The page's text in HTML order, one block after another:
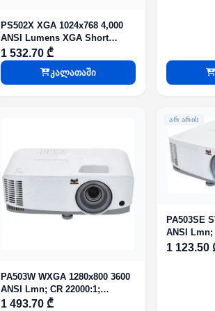
PS502X XGA 1024x768 4,000
ANSI Lumens XGA Short
Throw Business & Education
Projector
1 532.70 ₾
კალათაში
PA503W WXGA 1280x800 3600
ANSI Lmn; CR 22000:1;
5000h/eco: 15000h; TR: 1.55-
1 493.70 ₾
ᲐᲠ ᲐᲠᲘᲡ
PA503SE
ANSI Lmn;
5000h/eco
1 123.50